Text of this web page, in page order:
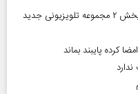
هنرمند منحصر‌به‌فردی را از دست دادیم/ پخش ۲ مجموعه تلویزیونی جدید
کرده پایبند بماند